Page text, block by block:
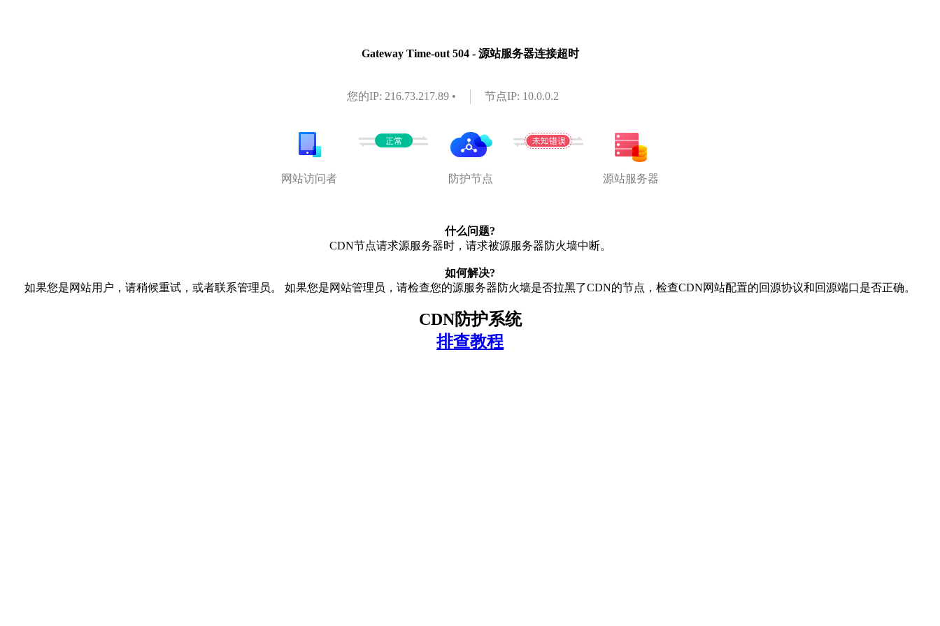
Gateway Time-out 504 - 源站服务器连接超时
您的IP: 216.73.217.89 • 节点IP: 10.0.0.2
网站访问者 防护节点 源站服务器
什么问题?
CDN节点请求源服务器时，请求被源服务器防火墙中断。
如何解决?
如果您是网站用户，请稍候重试，或者联系管理员。 如果您是网站管理员，请检查您的源服务器防火墙是否拉黑了CDN的节点，检查CDN网站配置的回源协议和回源端口是否正确。
CDN防护系统
排查教程